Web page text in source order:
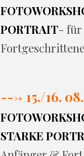
PORTRAIT- für
Fortgeschrittene
---> 15./16.
STARKE